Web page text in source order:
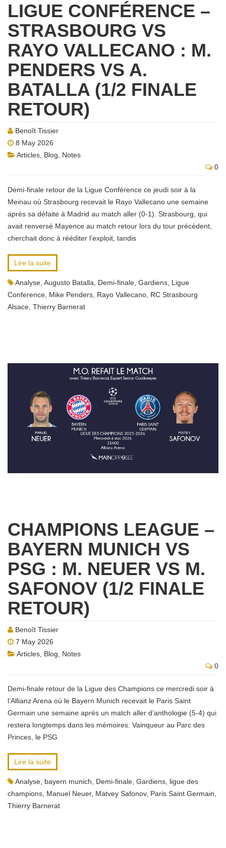
LIGUE CONFÉRENCE –
STRASBOURG VS
RAYO VALLECANO : M.
PENDERS VS A.
BATALLA (1/2 FINALE
RETOUR)
Benoît Tissier
8 May 2026
Articles Blog
Notes
0
Demi-finale retour de la Ligue Conférence ce jeudi soir à la
Meinau où Strasbourg recevait le Rayo Vallecano une semaine
après sa défaite à Madrid au match aller (0-1). Strasbourg, qui
avait renversé Mayence au match retour lors du tour précédent,
cherchait donc à rééditer l’exploit, tandis
Lire la suite
Analyse Augusto Batalla Demi-finale Gardiens Ligue
Conference Mike Penders Rayo Vallecano RC Strasbourg
Alsace Thierry Barnerat
CHAMPIONS LEAGUE –
BAYERN MUNICH VS
PSG : M. NEUER VS M.
SAFONOV (1/2 FINALE
RETOUR)
Benoît Tissier
7 May 2026
Articles Blog
Notes
0
Demi-finale retour de la Ligue des Champions ce mercredi soir à
l’Allianz Arena où le Bayern Munich recevait le Paris Saint
Germain une semaine après un match aller d’anthologie (5-4) qui
restera longtemps dans les mémoires. Vainqueur au Parc des
Princes, le PSG
Lire la suite
Analyse bayern munich Demi-finale Gardiens ligue des
champions Manuel Neuer, Matvey Safonov, Paris Saint Germain
Thierry Barnerat